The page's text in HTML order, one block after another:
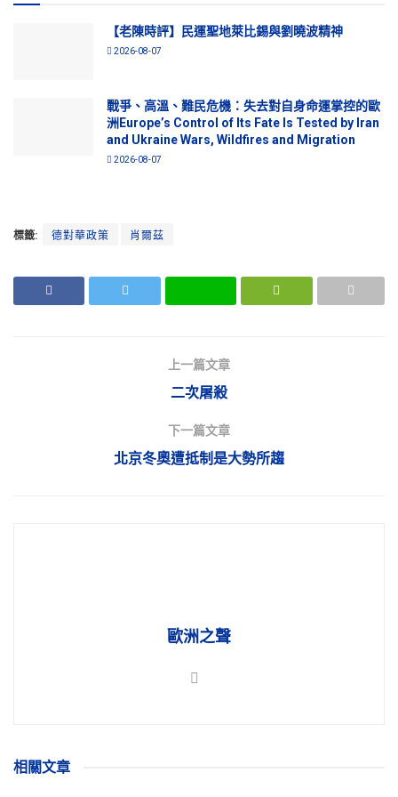
【老陳時評】民運聖地萊比錫與劉曉波精神
2026-08-07
戰爭、高溫、難民危機：失去對自身命運掌控的歐
洲Europe’s Control of Its Fate Is Tested by Iran
and Ukraine Wars, Wildfires and Migration
2026-08-07
標籤: 德對華政策 肖爾茲
上一篇文章
二次屠殺
下一篇文章
北京冬奧遭抵制是大勢所趨
歐洲之聲
相關文章